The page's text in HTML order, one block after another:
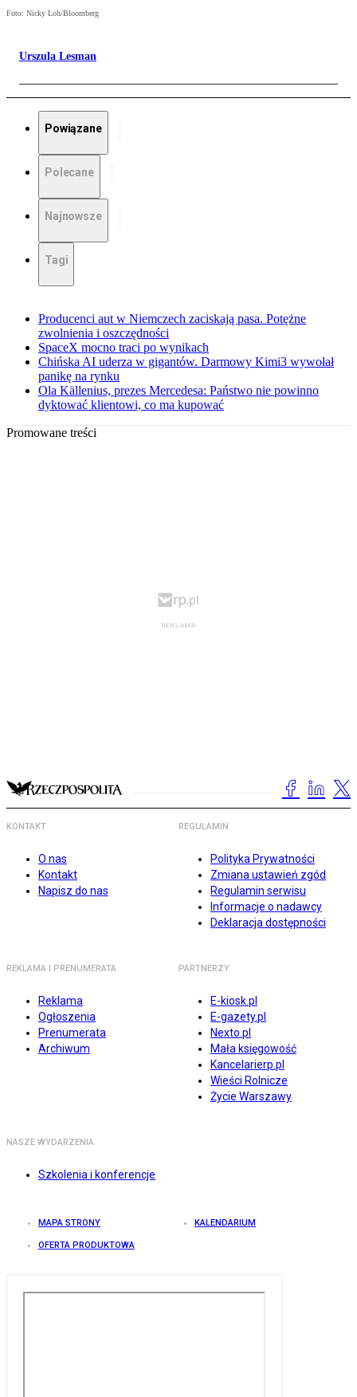
Foto: Nicky Loh/Bloomberg
Urszula Lesman
Powiązane
Polecane
Najnowsze
Tagi
Producenci aut w Niemczech zaciskają pasa. Potężne
zwolnienia i oszczędności
SpaceX mocno traci po wynikach
Chińska AI uderza w gigantów. Darmowy Kimi3 wywołał
panikę na rynku
Ola Källenius, prezes Mercedesa: Państwo nie powinno
dyktować klientowi, co ma kupować
Promowane treści
KONTAKT
O nas
Kontakt
Napisz do nas
REGULAMIN
Polityka Prywatności
Zmiana ustawień zgód
Regulamin serwisu
Informacje o nadawcy
Deklaracja dostępności
REKLAMA I PRENUMERATA
Reklama
Ogłoszenia
Prenumerata
Archiwum
PARTNERZY
E-kiosk.pl
E-gazety.pl
Nexto.pl
Mała księgowość
Kancelarierp.pl
Wieści Rolnicze
Życie Warszawy
NASZE WYDARZENIA
Szkolenia i konferencje
MAPA STRONY KALENDARIUM
OFERTA PRODUKTOWA